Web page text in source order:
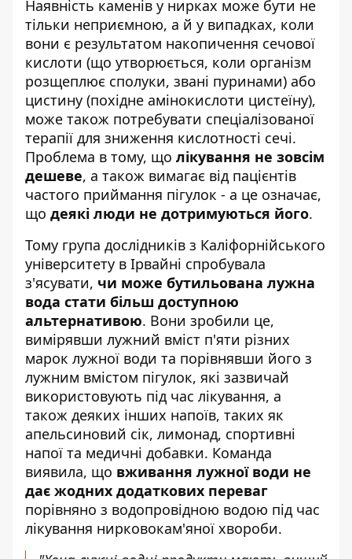
Наявність каменів у нирках може бути не
тільки неприємною, а й у випадках, коли
вони є результатом накопичення сечової
кислоти (що утворюється, коли організм
розщеплює сполуки, звані пуринами) або
цистину (похідне амінокислоти цистеїну),
може також потребувати спеціалізованої
терапії для зниження кислотності сечі.
Проблема в тому, що лікування не зовсім
дешеве, а також вимагає від пацієнтів
частого приймання пігулок - а це означає,
що деякі люди не дотримуються його.
Тому група дослідників з Каліфорнійського
університету в Ірвайні спробувала
з'ясувати, чи може бутильована лужна
вода стати більш доступною
альтернативою. Вони зробили це,
вимірявши лужний вміст п'яти різних
марок лужної води та порівнявши його з
лужним вмістом пігулок, які зазвичай
використовують під час лікування, а
також деяких інших напоїв, таких як
апельсиновий сік, лимонад, спортивні
напої та медичні добавки. Команда
виявила, що вживання лужної води не
дає жодних додаткових переваг
порівняно з водопровідною водою під час
лікування нирковокам'яної хвороби.